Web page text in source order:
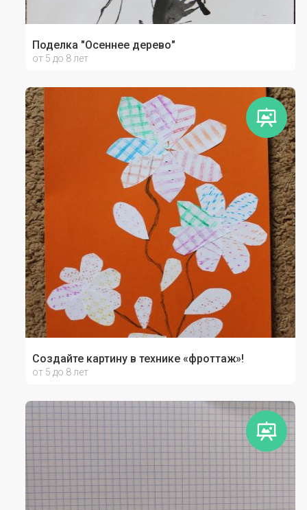
Поделка "Осеннее дерево"
от 5 до 8 лет
Создайте картину в технике «фроттаж»!
от 5 до 8 лет